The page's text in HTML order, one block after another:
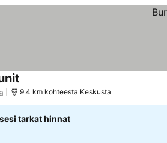
9.4 km kohteesta Keskusta
tarkat hinnat